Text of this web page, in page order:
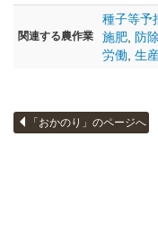
関連する農作業
種子等予
施肥 防除
労働 生
「おかのり」のページへ